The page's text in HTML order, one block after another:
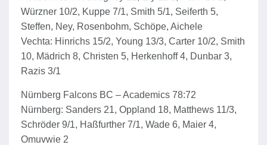
Würzner 10/2, Kuppe 7/1, Smith 5/1, Seiferth 5,
Steffen, Ney, Rosenbohm, Schöpe, Aichele
Vechta: Hinrichs 15/2, Young 13/3, Carter 10/2, Smith
10, Mädrich 8, Christen 5, Herkenhoff 4, Dunbar 3,
Razis 3/1
Nürnberg Falcons BC – Academics 78:72
Nürnberg: Sanders 21, Oppland 18, Matthews 11/3,
Schröder 9/1, Haßfurther 7/1, Wade 6, Maier 4,
Omuvwie 2